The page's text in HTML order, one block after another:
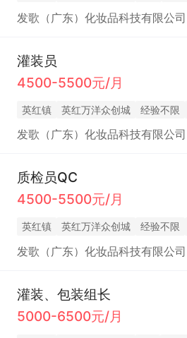
发歌（广东）化妆品科技有限公司
灌装员
4500-5500元/月
英红镇 英红万洋众创城 经验不限
发歌（广东）化妆品科技有限公司
质检员QC
4500-5500元/月
英红镇 英红万洋众创城 经验不限
发歌（广东）化妆品科技有限公司
灌装、包装组长
5000-6500元/月